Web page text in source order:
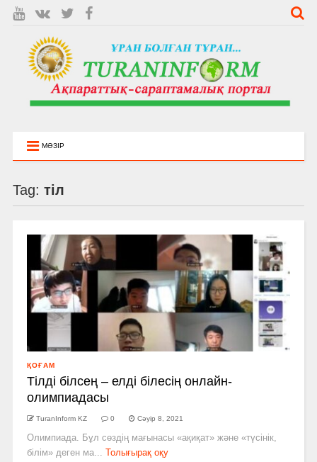
МӘЗІР
Tag: тіл
ҚОҒАМ
Тілді білсең – елді білесің онлайн-
олимпиадасы
TuranInform KZ 0 Сәуір 8, 2021
Олимпиада. Бұл сөздің мағынасы «ақиқат» және «түсінік,
білім» деген ма...
Толығырақ оқу